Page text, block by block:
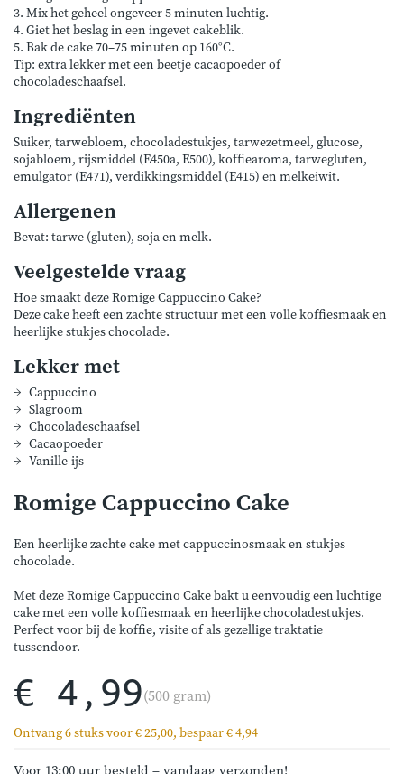
3. Mix het geheel ongeveer 5 minuten luchtig.
4. Giet het beslag in een ingevet cakeblik.
5. Bak de cake 70–75 minuten op 160°C.
Tip: extra lekker met een beetje cacaopoeder of
chocoladeschaafsel.
Ingrediënten
Suiker, tarwebloem, chocoladestukjes, tarwezetmeel, glucose,
sojabloem, rijsmiddel (E450a, E500), koffiearoma, tarwegluten,
emulgator (E471), verdikkingsmiddel (E415) en melkeiwit.
Allergenen
Bevat: tarwe (gluten), soja en melk.
Veelgestelde vraag
Hoe smaakt deze Romige Cappuccino Cake?
Deze cake heeft een zachte structuur met een volle koffiesmaak en
heerlijke stukjes chocolade.
Lekker met
Cappuccino
Slagroom
Chocoladeschaafsel
Cacaopoeder
Vanille-ijs
Romige Cappuccino Cake
Een heerlijke zachte cake met cappuccinosmaak en stukjes
chocolade.
Met deze Romige Cappuccino Cake bakt u eenvoudig een luchtige
cake met een volle koffiesmaak en heerlijke chocoladestukjes.
Perfect voor bij de koffie, visite of als gezellige traktatie
tussendoor.
€ 4,99(500 gram)
Ontvang 6 stuks voor € 25,00, bespaar € 4,94